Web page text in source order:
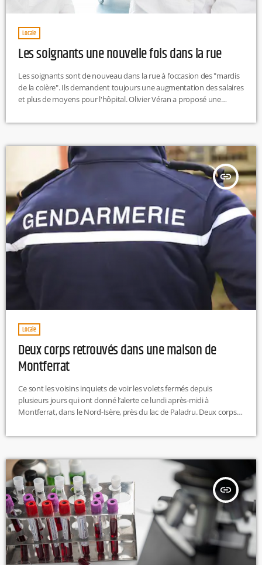
Locale
Les soignants une nouvelle fois dans la rue
Les soignants sont de nouveau dans la rue à l’occasion des "mardis
de la colère". Ils demandent toujours une augmentation des salaires
et plus de moyens pour l'hôpital. Olivier Véran a proposé une
hospitaliers non médicaux, et 300 millions pour revaloriser les
selon les syndicats. A Lyon, le cortège partira de l’hôpital Édouard
insert_link
Locale
Deux corps retrouvés dans une maison de
Montferrat
Ce sont les voisins inquiets de voir les volets fermés depuis
plusieurs jours qui ont donné l’alerte ce lundi après-midi à
Montferrat, dans le Nord-Isère, près du lac de Paladru. Deux corps
Dauphiné libéré. Il s'agit du couple qui habitait dans cette maison,
ouverte. […]
insert_link